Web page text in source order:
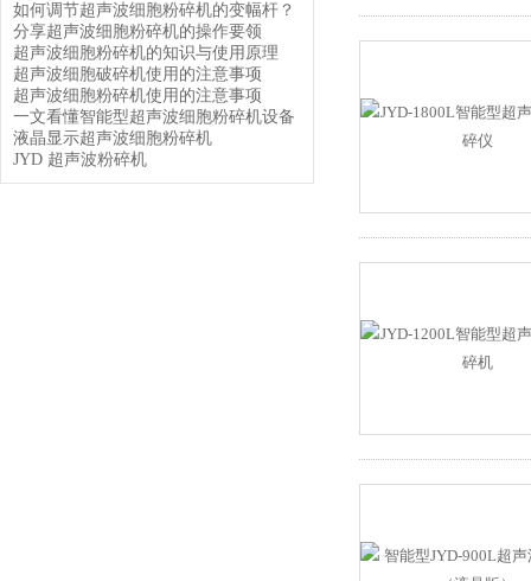
如何调节超声波细胞粉碎机的变幅杆？
分享超声波细胞粉碎机的操作要领
超声波细胞粉碎机的知识与使用原理
超声波细胞破碎机使用的注意事项
超声波细胞粉碎机使用的注意事项
一文看懂智能型超声波细胞粉碎机设备
液晶显示超声波细胞粉碎机
JYD 超声波粉碎机